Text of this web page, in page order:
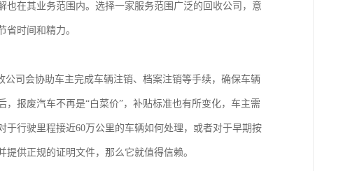
在其业务范围内。选择一家服务范围广泛的回收公司，意
时间和精力。
司会协助车主完成车辆注销、档案注销等手续，确保车辆
报废汽车不再是“白菜价”，补贴标准也有所变化，车主需
行驶里程接近60万公里的车辆如何处理，或者对于早期按
供正规的证明文件，那么它就值得信赖。